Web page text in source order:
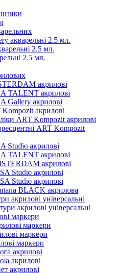
акварельні 2.5 мл.
2.5 мл.
2.5 мл.
акрилові
TALENT акрилові
Gallery акрилові
акрилові
ART Kompozit акрилові
ART Kompozit
Studio акрилові
TALENT акрилові
акрилові
Studio акрилові
Studio акрилові
BLACK акрилова
акрилові універсальні
акрилові універсальні
маркери
маркери
маркери
маркери
акрилові
акрилові
акрилові